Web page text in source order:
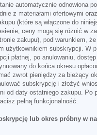
automatycznie odnowiona
z materiałami ofertowymi
(które są włączone do
ceny mogą się różnić w
zakupu), pod warunkiem,
użytkownikiem subskrypcji. W
płatnej, po anulowaniu,
do końca okresu
zwrot pieniędzy za bieżący
subskrypcję i złożyć
od daty ostatniego zakupu. Po
pełną funkcjonalność.
lub okres próbny w